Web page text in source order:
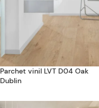
Parchet vinil LVT D04 Oak
Dublin